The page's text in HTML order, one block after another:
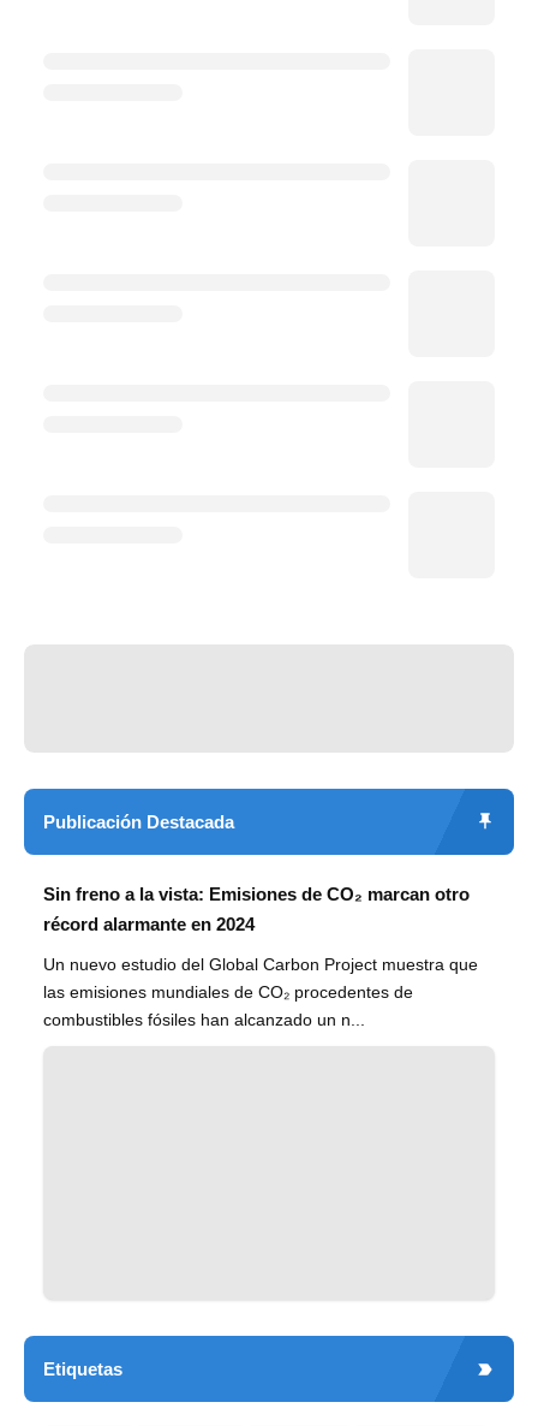
Publicación Destacada
Sin freno a la vista: Emisiones de CO₂ marcan otro
récord alarmante en 2024
Un nuevo estudio del Global Carbon Project muestra que
las emisiones mundiales de CO₂ procedentes de
combustibles fósiles han alcanzado un n...
Etiquetas